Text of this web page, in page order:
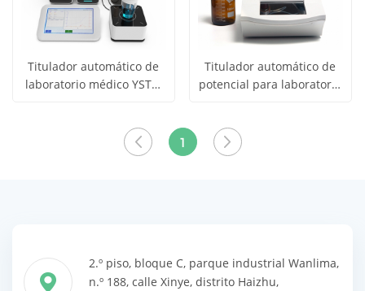
precio
Titulador automático de
laboratorio médico YSTE-
los
productos
Titulador automático de
potencial para laboratorio
1
2.º piso, bloque C, parque industrial Wanlima,
n.º 188, calle Xinye, distrito Haizhu,